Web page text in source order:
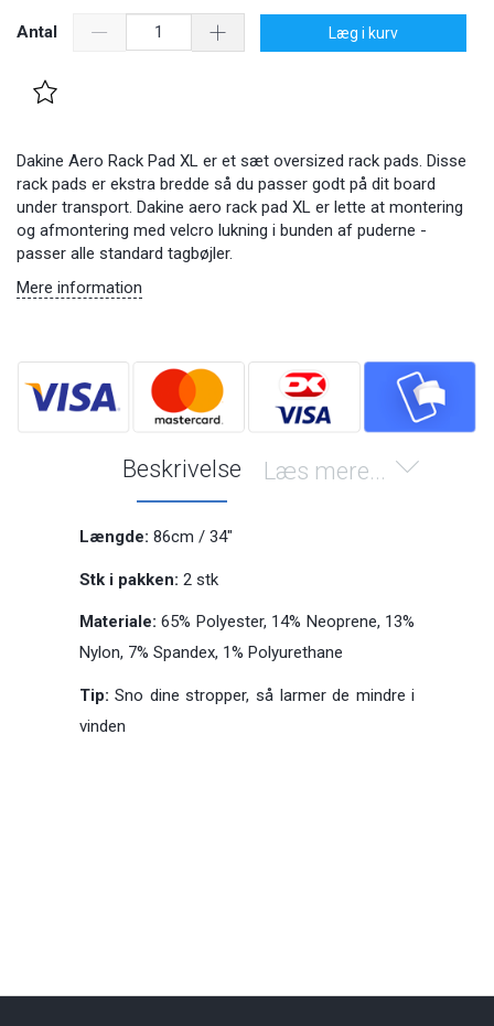
Antal Læg i kurv
Dakine Aero Rack Pad XL er et sæt oversized rack pads. Disse
rack pads er ekstra bredde så du passer godt på dit board
under transport. Dakine aero rack pad XL er lette at montering
og afmontering med velcro lukning i bunden af puderne -
passer alle standard tagbøjler.
Mere information
Læs mere...
Beskrivelse
Længde: 86cm / 34"
Stk i pakken: 2 stk
Materiale:65% Polyester, 14% Neoprene, 13%
Nylon, 7% Spandex, 1% Polyurethane
Tip: Sno dine stropper, så larmer de mindre i
vinden